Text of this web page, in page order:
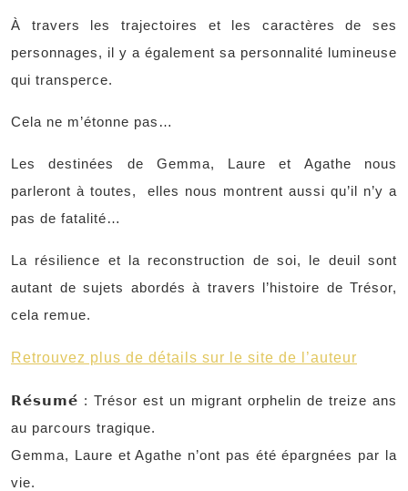
À travers les trajectoires et les caractères de ses
personnages, il y a également sa personnalité lumineuse
qui transperce.
Cela ne m’étonne pas…
Les destinées de Gemma, Laure et Agathe nous
parleront à toutes,
elles nous montrent aussi qu’il n’y a
pas de fatalité…
La résilience et la reconstruction de soi, le deuil sont
autant de sujets abordés à travers l’histoire de Trésor,
cela remue.
Retrouvez plus de détails sur le site de l’auteur
𝗥𝗲́𝘀𝘂𝗺𝗲́ : Trésor est un migrant orphelin de treize ans
au parcours tragique.
Gemma, Laure et Agathe n’ont pas été épargnées par la
vie.